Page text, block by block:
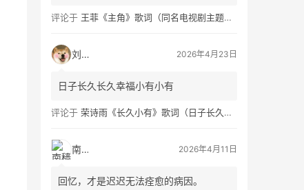
评论于 王菲《主角》歌词（同名电视剧主题曲）
刘看山 2026年4月23日
日子长久长久幸福小有小有
评论于 荣诗雨《长久小有》歌词（日子长久幸福小有）
南穑 2026年4月11日
回忆，才是迟迟无法痊愈的病因。